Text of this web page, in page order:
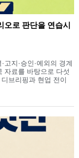
로 판단을 연습시
고지·승인·예외의 경계
자료를 바탕으로 다섯
브리핑과 현업 전이